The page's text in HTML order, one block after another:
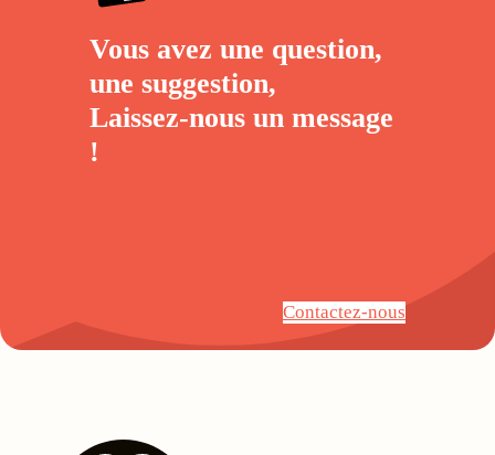
Vous avez une question,
une suggestion,
Laissez-nous un message
!
Contactez-nous